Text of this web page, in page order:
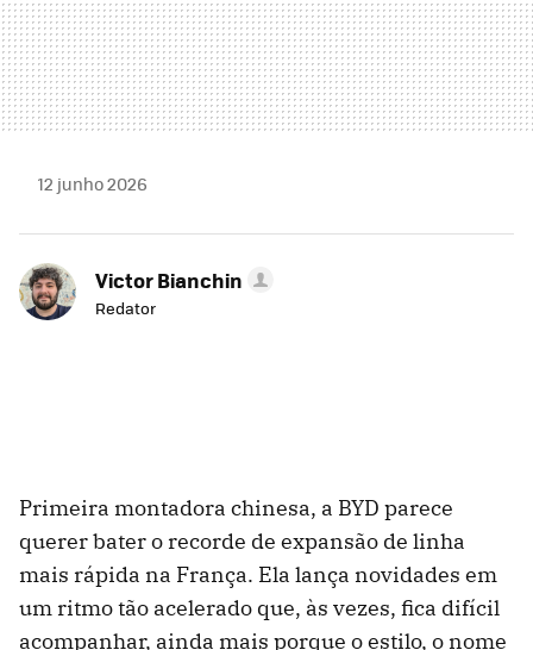
12 junho 2026
Victor Bianchin
Redator
Primeira montadora chinesa, a BYD parece
querer bater o recorde de expansão de linha
mais rápida na França. Ela lança novidades em
um ritmo tão acelerado que, às vezes, fica difícil
acompanhar, ainda mais porque o estilo, o nome